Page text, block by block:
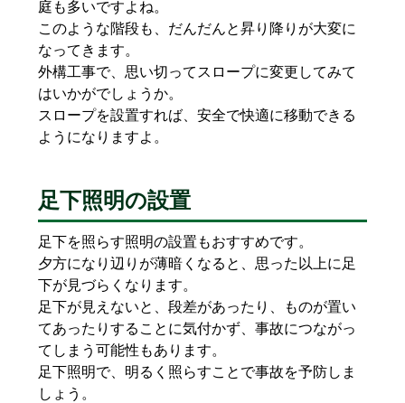
庭も多いですよね。
このような階段も、だんだんと昇り降りが大変に
なってきます。
外構工事で、思い切ってスロープに変更してみて
はいかがでしょうか。
スロープを設置すれば、安全で快適に移動できる
ようになりますよ。
足下照明の設置
足下を照らす照明の設置もおすすめです。
夕方になり辺りが薄暗くなると、思った以上に足
下が見づらくなります。
足下が見えないと、段差があったり、ものが置い
てあったりすることに気付かず、事故につながっ
てしまう可能性もあります。
足下照明で、明るく照らすことで事故を予防しま
しょう。